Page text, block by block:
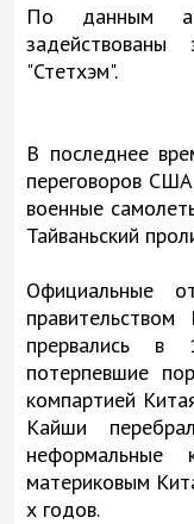
По данным
"Стетхэм".
В последнее
переговоров
военные
Тайваньский
Официальные
прервались
потерпевшие
компартией
Кайши
материковым
х годов.